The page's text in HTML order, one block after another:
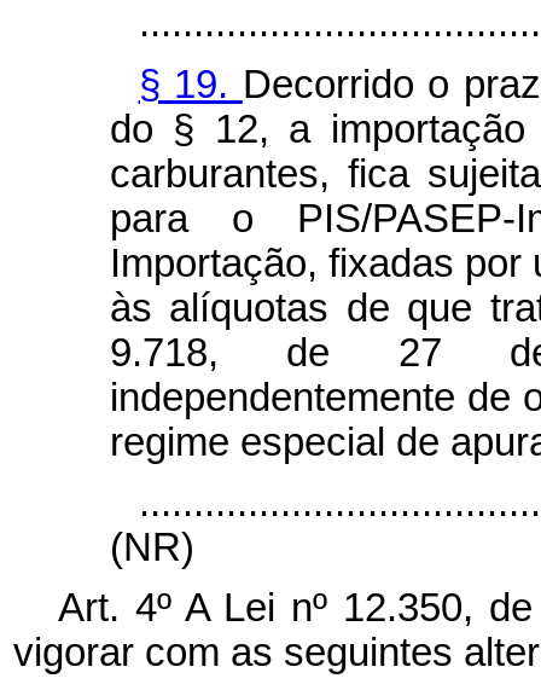
§ 19. Decorrido o
do § 12, a
carburantes, fica
para o PIS/
Importação, fixadas por
às alíquotas de que
9.718, de 27
independentemente de
regime especial de
(NR)
Art. 4º A Lei nº 12.350,
vigorar com as seguintes